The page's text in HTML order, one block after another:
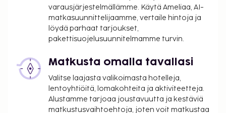
maksutavoilla.
varausjärjestelmällämme. Käytä Ameliaa, AI-
matkasuunnittelijaamme, vertaile hintoja ja
löydä parhaat tarjoukset,
pakettisuojelusuunnitelmamme turvin.
Matkusta omalla tavallasi
Valitse laajasta valikoimasta hotelleja,
lentoyhtiöitä, lomakohteita ja aktiviteetteja.
Alustamme tarjoaa joustavuutta ja kestäviä
matkustusvaihtoehtoja, joten voit matkustaa